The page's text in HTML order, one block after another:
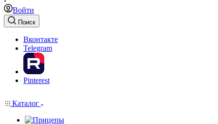
Войти
Поиск
Вконтакте
Telegram
Pinterest
Каталог